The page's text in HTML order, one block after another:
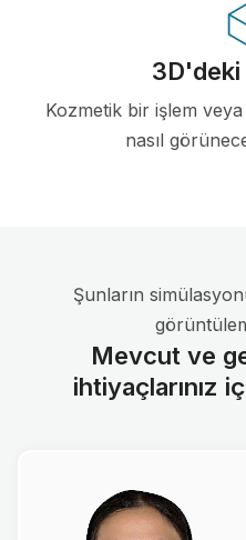
3D'deki
Kozmetik bir işlem
nasıl
Şunların
Mevcut ve
ihtiyaçlarınız